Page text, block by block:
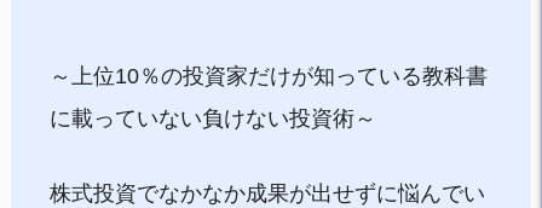
～上位10％の投資家だけが知っている教科書
に載っていない負けない投資術～
株式投資でなかなか成果が出せずに悩んでい